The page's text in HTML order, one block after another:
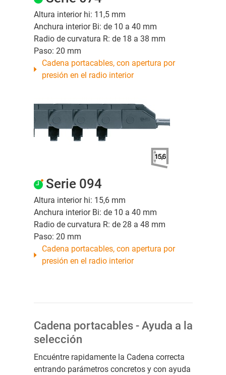
Altura interior hi: 11,5 mm
Anchura interior Bi: de 10 a 40 mm
Radio de curvatura R: de 18 a 38 mm
Paso: 20 mm
Cadena portacables, con apertura por
presión en el radio interior
Serie 094
Altura interior hi: 15,6 mm
Anchura interior Bi: de 10 a 40 mm
Radio de curvatura R: de 28 a 48 mm
Paso: 20 mm
Cadena portacables, con apertura por
presión en el radio interior
Cadena portacables - Ayuda a la
selección
Encuéntre rapidamente la Cadena correcta
entrando parámetros concretos y con ayuda